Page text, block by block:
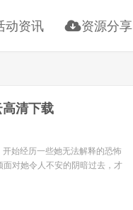
动资讯 资源分享
清下载
始经历一些她无法解释的恐怖
对她令人不安的阴暗过去，才